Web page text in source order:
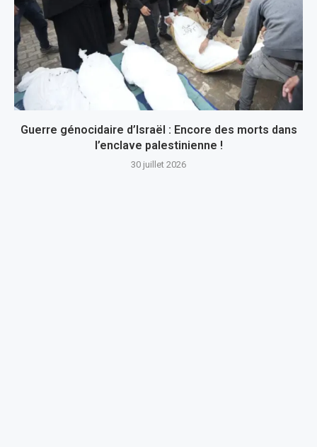
Guerre génocidaire d’Israël : Encore des morts dans
l’enclave palestinienne !
30 juillet 2026